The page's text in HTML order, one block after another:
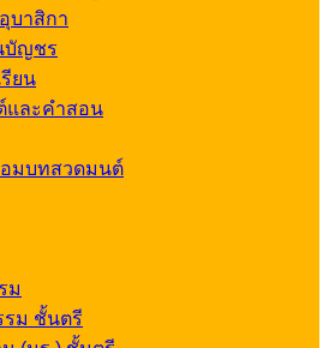
บาสิกา
บัญชร
ยน
และคำสอน
มบทสวดมนต์
ม
ม ชั้นตรี